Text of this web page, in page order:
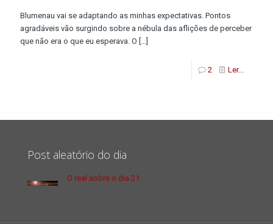
Blumenau vai se adaptando as minhas expectativas. Pontos
agradáveis vão surgindo sobre a nébula das aflições de perceber
que não era o que eu esperava. O […]
2 Ler...
Post aleatório do dia
O real sobre o dia 21